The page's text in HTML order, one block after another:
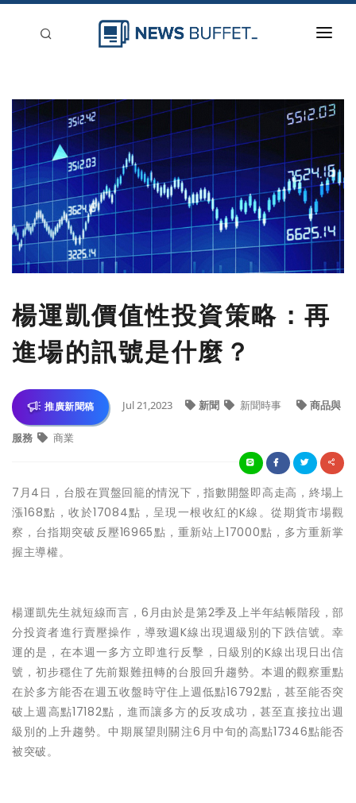
新聞稿分類
登入
刊登
楊運凱價值性投資策略：再
進場的訊號是什麼？
推廣新聞稿 Jul 21,2023 新聞 新聞時事 商品與
服務 商業
7月 4日 ，台股在買盤回籠的情況下，指數開盤即高走高，終場上
漲168點，收於17084點，呈現一根收紅的K線。從期貨市場觀
察，台指期突破反壓16965點，重新站上17000點，多方重新掌
握主導權。
楊運凱先生就短線而言， 6月 由於是第2季及上半年結帳階段，部
分投資者進行賣壓操作，導致週K線出現週級別的下跌信號。幸
運的是，在本週一多方立即進行反擊，日級別的K線出現日出信
號，初步穩住了先前艱難扭轉的台股回升趨勢。本週的觀察重點
在於多方能否在週五收盤時守住上週低點16792點，甚至能否突
破上週高點17182點，進而讓多方的反攻成功，甚至直接拉出週
級別的上升趨勢。中期展望則關注6月中旬的高點17346點能否
被突破。